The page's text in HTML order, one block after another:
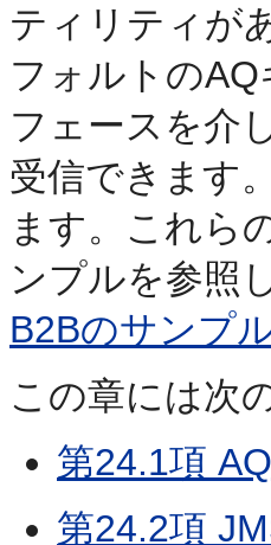
ティリティが
フォルトの
フェースを介
受信できます
ます。これら
ンプルを参照
B2Bのサンプ
この章には次
第24.1項
第24.2項